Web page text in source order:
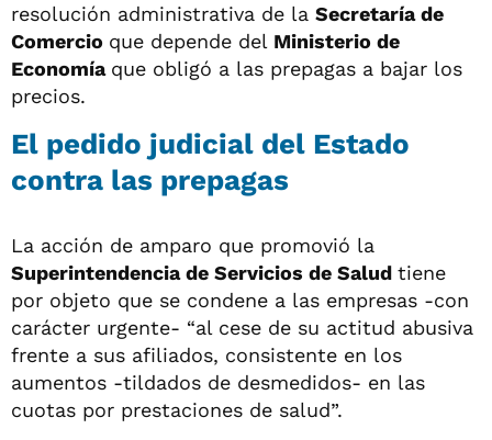
resolución administrativa de la Secretaría de
Comercio que depende del Ministerio de
Economía que obligó a las prepagas a bajar los
precios.
El pedido judicial del Estado
contra las prepagas
La acción de amparo que promovió la
Superintendencia de Servicios de Salud tiene
por objeto que se condene a las empresas -con
carácter urgente- “al cese de su actitud abusiva
frente a sus afiliados, consistente en los
aumentos -tildados de desmedidos- en las
cuotas por prestaciones de salud”.